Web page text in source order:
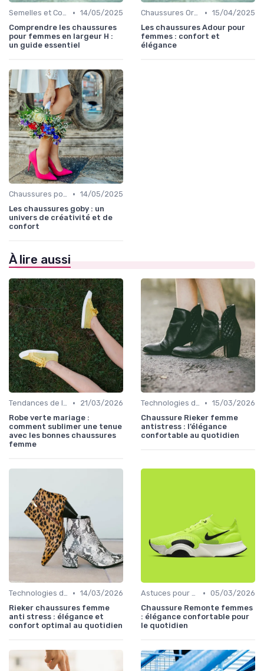
Semelles et Confort du Pied • 14/05/2025
Comprendre les chaussures
pour femmes en largeur H :
un guide essentiel
Chaussures Orthopédiques • 15/04/2025
Les chaussures Adour pour
femmes : confort et
élégance
Chaussures pour Occasions Spéciales • 14/05/2025
Les chaussures goby : un
univers de créativité et de
confort
À lire aussi
Tendances de la Mode •
21/03/2026
Robe verte mariage :
comment sublimer une tenue
avec les bonnes chaussures
femme
Technologies de Confort • 15/03/2026
Chaussure Rieker femme
antistress : l’élégance
confortable au quotidien
Technologies de Confort • 14/03/2026
Rieker chaussures femme
anti stress : élégance et
confort optimal au quotidien
Astuces pour Acheter en Ligne • 05/03/2026
Chaussure Remonte femmes
: élégance confortable pour
le quotidien